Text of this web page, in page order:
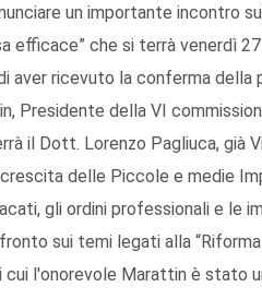
un importante incontro
efficace” che si terrà venerdì
aver ricevuto la conferma della
Presidente della VI
il Dott. Lorenzo Pagliuca, già
delle Piccole e medie
gli ordini professionali e le
sui temi legati alla “Riforma
cui l'onorevole Marattin è stato